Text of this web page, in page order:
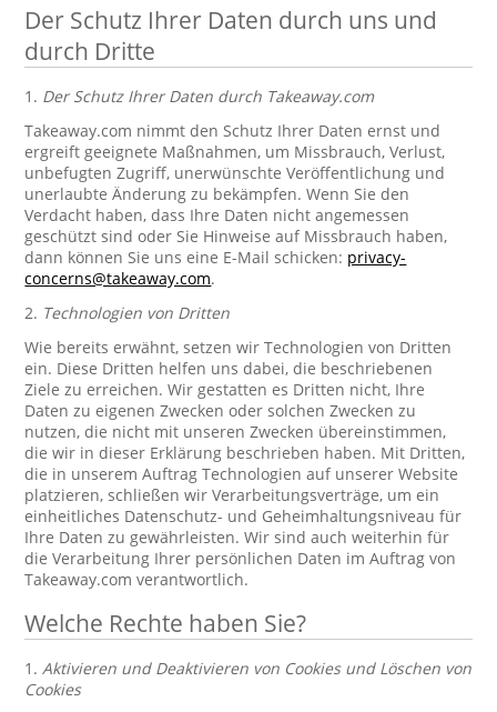
Der Schutz Ihrer Daten durch uns und
durch Dritte
1. Der Schutz Ihrer Daten durch Takeaway.com
Takeaway.com nimmt den Schutz Ihrer Daten ernst und
ergreift geeignete Maßnahmen, um Missbrauch, Verlust,
unbefugten Zugriff, unerwünschte Veröffentlichung und
unerlaubte Änderung zu bekämpfen. Wenn Sie den
Verdacht haben, dass Ihre Daten nicht angemessen
geschützt sind oder Sie Hinweise auf Missbrauch haben,
dann können Sie uns eine E-Mail schicken: privacy-
concerns@takeaway.com.
2. Technologien von Dritten
Wie bereits erwähnt, setzen wir Technologien von Dritten
ein. Diese Dritten helfen uns dabei, die beschriebenen
Ziele zu erreichen. Wir gestatten es Dritten nicht, Ihre
Daten zu eigenen Zwecken oder solchen Zwecken zu
nutzen, die nicht mit unseren Zwecken übereinstimmen,
die wir in dieser Erklärung beschrieben haben. Mit Dritten,
die in unserem Auftrag Technologien auf unserer Website
platzieren, schließen wir Verarbeitungsverträge, um ein
einheitliches Datenschutz- und Geheimhaltungsniveau für
Ihre Daten zu gewährleisten. Wir sind auch weiterhin für
die Verarbeitung Ihrer persönlichen Daten im Auftrag von
Takeaway.com verantwortlich.
Welche Rechte haben Sie?
1.Aktivieren und Deaktivieren von Cookies und Löschen von
Cookies